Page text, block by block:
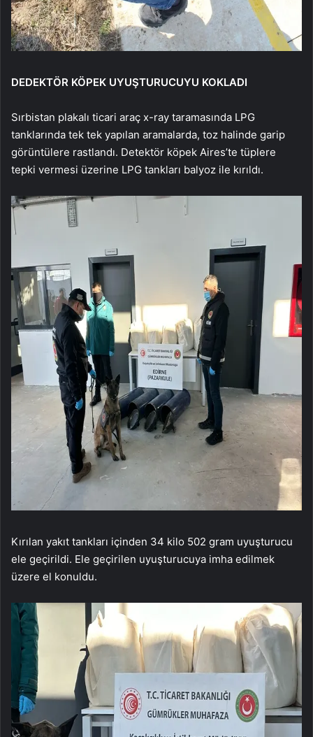
DEDEKTÖR KÖPEK UYUŞTURUCUYU KOKLADI
Sırbistan plakalı ticari araç x-ray taramasında LPG
tanklarında tek tek yapılan aramalarda, toz halinde garip
görüntülere rastlandı. Detektör köpek Aires’te tüplere
tepki vermesi üzerine LPG tankları balyoz ile kırıldı.
Kırılan yakıt tankları içinden 34 kilo 502 gram uyuşturucu
ele geçirildi. Ele geçirilen uyuşturucuya imha edilmek
üzere el konuldu.